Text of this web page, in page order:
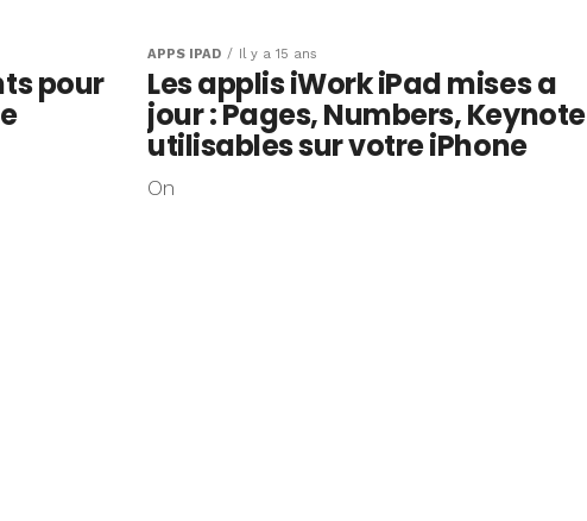
pour
APPS IPAD Il y a 15 ans
Les applis iWork iPad mises a
jour : Pages, Numbers, Keynote
utilisables sur votre iPhone
On